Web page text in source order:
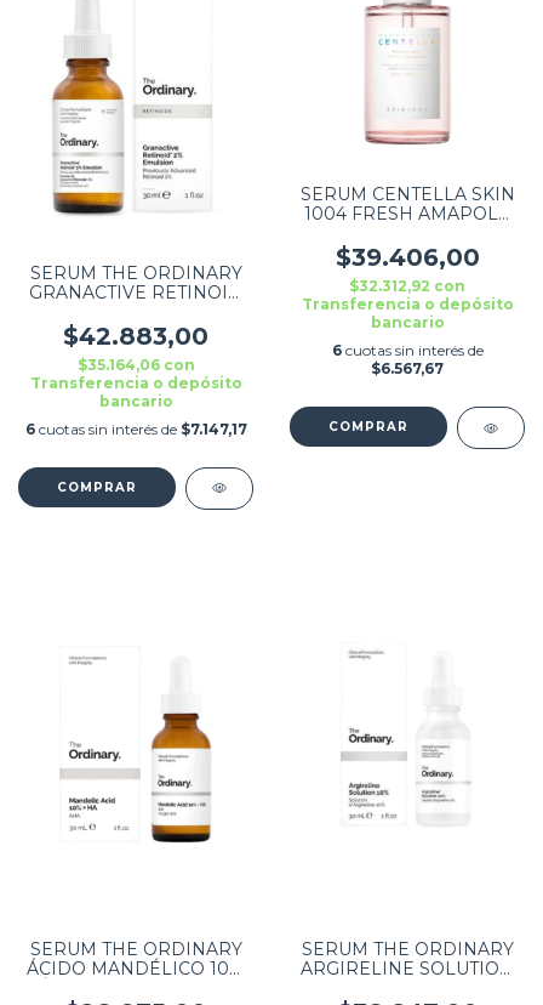
SERUM THE ORDINARY
GRANACTIVE RETINOID
$42.883,00
$35.164,06 con
Transferencia o depósito
bancario
6 cuotas sin interés de $7.147,17
SERUM CENTELLA SKIN
1004 FRESH AMAPOLA
$39.406,00
$32.312,92 con
Transferencia o depósito
bancario
6 cuotas sin interés de
$6.567,67
SERUM THE ORDINARY
ÁCIDO MANDÉLICO 10%
SERUM THE ORDINARY
ARGIRELINE SOLUTION